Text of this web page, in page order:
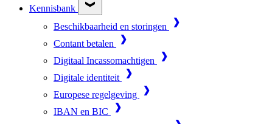
Kennisbank
Beschikbaarheid en storingen
Contant betalen
Digitaal Incassomachtigen
Digitale identiteit
Europese regelgeving
IBAN en BIC